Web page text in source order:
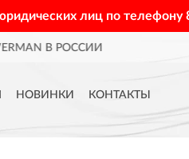
лиц по телефону
ДОСТАВИМ ПО ВСЕЙ
НОВИНКИ КОНТАКТЫ